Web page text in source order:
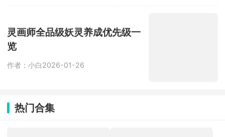
灵画师全品级妖灵养成优先级一
览
作者：小白2026-01-26
热门合集